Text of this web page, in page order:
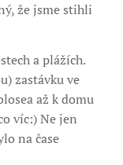
že jsme stihli
a plážích.
zastávku ve
až k domu
víc:) Ne jen
na čase